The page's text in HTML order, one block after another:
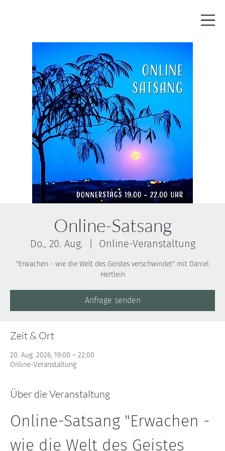
Online-Satsang
Do., 20. Aug. Online-Veranstaltung
"Erwachen - wie die Welt des Geistes verschwindet" mit Daniel
Hertlein
Anfrage senden
Zeit & Ort
20. Aug. 2026, 19:00 – 22:00
Online-Veranstaltung
Über die Veranstaltung
Online-Satsang "Erwachen -
wie die Welt des Geistes